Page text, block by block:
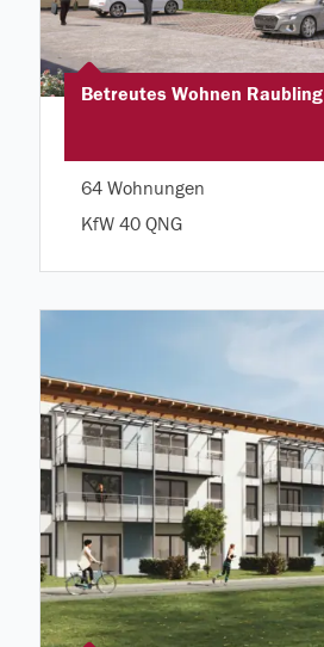
Betreutes Wohnen Raubling
64 Wohnungen
KfW 40 QNG